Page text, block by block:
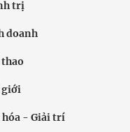
trị
doanh
giới
hóa - Giải trí